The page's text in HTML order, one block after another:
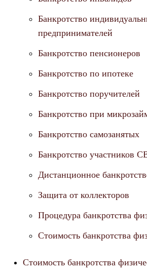
Банкротство
предпринимателей
Банкротство пенсионеров
Банкротство по ипотеке
Банкротство поручителей
Банкротство при
Банкротство самозанятых
Банкротство участников
Дистанционное
Защита от коллекторов
Процедура банкротства
Стоимость банкротства
Стоимость банкротства